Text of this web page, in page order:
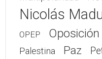
Nicolás
OPEP Oposición
Palestina
Paz